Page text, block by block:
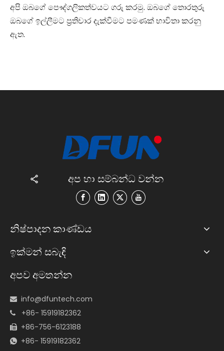
අපි ඔබගේ පෞද්ගලිකත්වයට ගරු කරමු. ඔබගේ තොරතුරු
ඔබගේ ඉල්ලීමට ප්‍රතිචාර දැක්වීමට පමණක් භාවිතා කරනු
ඇත.
අප හා සම්බන්ධ වන්න
නිෂ්පාදන කාණ්ඩය
ඉක්මන් සබැඳි
අපව අමතන්න
 info@dfuntech.com
 +86- 15919182362
 +86-756-6123188
 +86- 15919182362